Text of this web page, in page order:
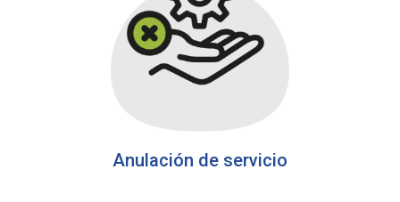
Anulación de servicio